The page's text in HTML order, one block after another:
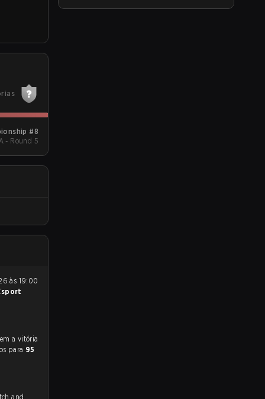
#8
- Round 5
para 95
and